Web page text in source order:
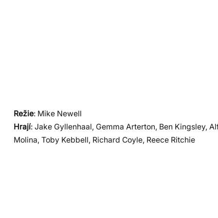
Režie: Mike Newell
Hrají: Jake Gyllenhaal, Gemma Arterton, Ben Kingsley,
Molina, Toby Kebbell, Richard Coyle, Reece Ritchie